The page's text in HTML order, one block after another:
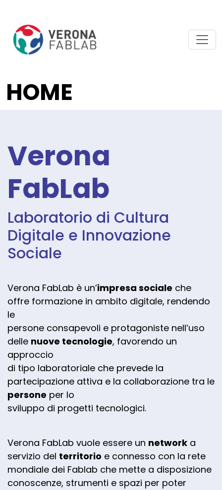
HOME
Verona
FabLab
Laboratorio di Cultura
Digitale e Innovazione
Sociale
Verona FabLab è un’impresa sociale che
offre formazione in ambito digitale, rendendo
le
persone consapevoli e protagoniste nell’uso
delle nuove tecnologie, favorendo un
approccio
di tipo laboratoriale che prevede la
partecipazione attiva e la collaborazione tra le
persone per lo
sviluppo di progetti tecnologici.
Verona FabLab vuole essere un network a
servizio del territorio e connesso con la rete
mondiale dei Fablab che mette a disposizione
conoscenze, strumenti e spazi per poter